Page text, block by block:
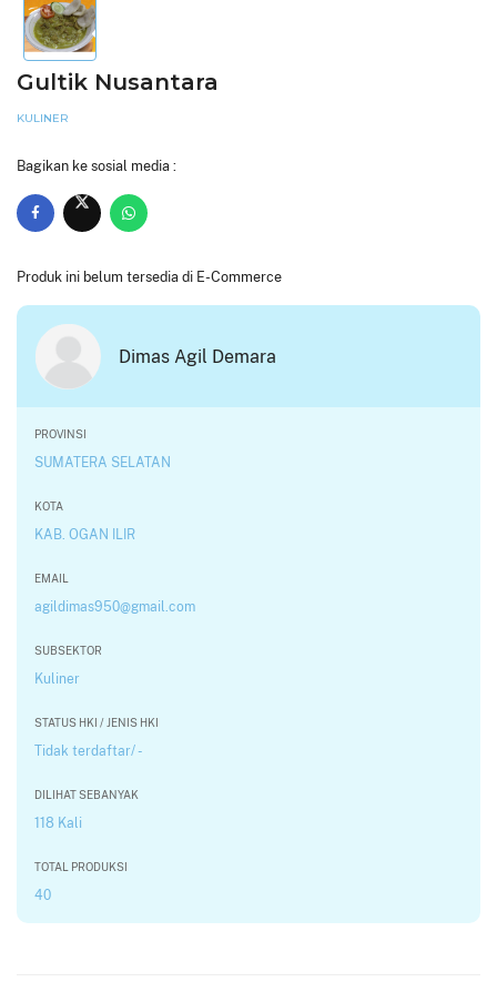
Gultik Nusantara
KULINER
Bagikan ke sosial media :
Produk ini belum tersedia di E-Commerce
Dimas Agil Demara
PROVINSI
SUMATERA SELATAN
KOTA
KAB. OGAN ILIR
EMAIL
agildimas950@gmail.com
SUBSEKTOR
Kuliner
STATUS HKI / JENIS HKI
Tidak terdaftar/ -
DILIHAT SEBANYAK
118 Kali
TOTAL PRODUKSI
40